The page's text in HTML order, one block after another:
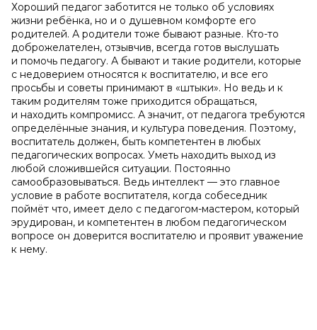
Хороший педагог заботится не только об условиях
жизни ребёнка, но и о душевном комфорте его
родителей. А родители тоже бывают разные. Кто-то
доброжелателен, отзывчив, всегда готов выслушать
и помочь педагогу. А бывают и такие родители, которые
с недоверием относятся к воспитателю, и все его
просьбы и советы принимают в «штыки». Но ведь и к
таким родителям тоже приходится обращаться,
и находить компромисс. А значит, от педагога требуются
определённые знания, и культура поведения. Поэтому,
воспитатель должен, быть компетентен в любых
педагогических вопросах. Уметь находить выход из
любой сложившейся ситуации. Постоянно
самообразовываться. Ведь интеллект — это главное
условие в работе воспитателя, когда собеседник
поймёт что, имеет дело с педагогом-мастером, который
эрудирован, и компетентен в любом педагогическом
вопросе он доверится воспитателю и проявит уважение
к нему.